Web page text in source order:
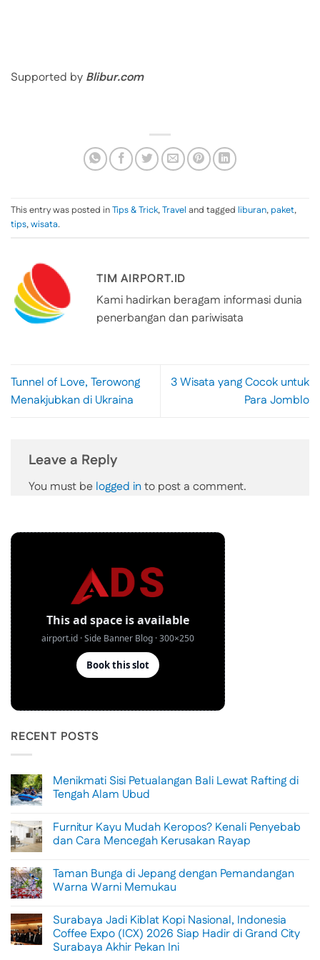
Supported by Blibur.com
This entry was posted inTips & Trick,Travel and tagged liburan,paket,
tips,wisata.
TIM AIRPORT.ID
Kami hadirkan beragam informasi dunia
penerbangan dan pariwisata
Tunnel of Love, Terowong
Menakjubkan di Ukraina
3 Wisata yang Cocok untuk
Para Jomblo
Leave a Reply
You must be logged in to post a comment.
RECENT POSTS
Menikmati Sisi Petualangan Bali Lewat Rafting di
Tengah Alam Ubud
on
Menikmati
Sisi
Lewat
Rafting
di
Ubud
Furnitur Kayu Mudah Keropos? Kenali Penyebab
dan Cara Mencegah Kerusakan Rayap
on
Furnitur
Kayu
Kenali
Penyebab
dan
Cara
Taman Bunga di Jepang dengan Pemandangan
Warna Warni Memukau
on
Taman
Bunga
di
Surabaya Jadi Kiblat Kopi Nasional, Indonesia
Coffee Expo (ICX) 2026 Siap Hadir di Grand City
Surabaya Akhir Pekan Ini